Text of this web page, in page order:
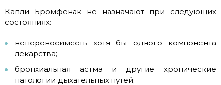
Капли Бромфенак не назначают при следующих
состояниях:
непереносимость хотя бы одного компонента
лекарства;
бронхиальная астма и другие хронические
патологии дыхательных путей;